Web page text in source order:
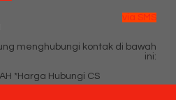
via SMS
menghubungi kontak di bawah
ini:
*Harga Hubungi CS